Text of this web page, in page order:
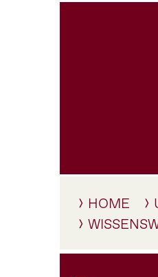
HOME